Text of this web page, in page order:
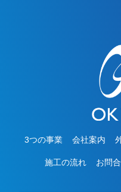
3つの事業 会社案内
施工の流れ お問